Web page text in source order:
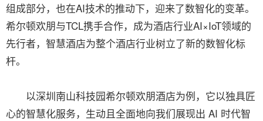
组成部分，也在AI技术的推动下，迎来了数智化的变革。
希尔顿欢朋与TCL携手合作，成为酒店行业AI×IoT领域的
先行者，智慧酒店为整个酒店行业树立了新的数智化标
杆。
以深圳南山科技园希尔顿欢朋酒店为例，它以独具匠
心的智慧化服务，生动且全面地向我们展现出 AI 时代智